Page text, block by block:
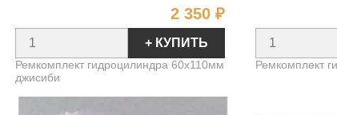
2 350 ₽Цена
+ КУПИТЬ
Ремкомплект гидроцилиндра 60х110мм
джисиби
Ремкомплект